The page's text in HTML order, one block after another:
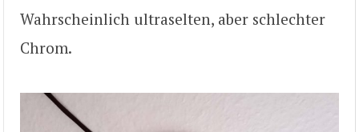
Wahrscheinlich ultraselten, aber schlechter
Chrom.